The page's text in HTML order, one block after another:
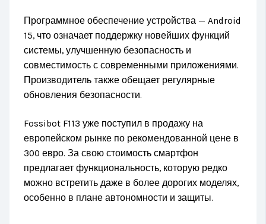
Программное обеспечение устройства — Android
15, что означает поддержку новейших функций
системы, улучшенную безопасность и
совместимость с современными приложениями.
Производитель также обещает регулярные
обновления безопасности.
Fossibot F113 уже поступил в продажу на
европейском рынке по рекомендованной цене в
300 евро. За свою стоимость смартфон
предлагает функциональность, которую редко
можно встретить даже в более дорогих моделях,
особенно в плане автономности и защиты.